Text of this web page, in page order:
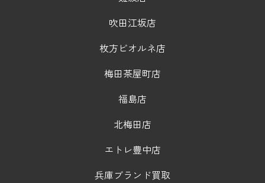
吹田江坂店
枚方ビオルネ店
梅田茶屋町店
福島店
北梅田店
エトレ豊中店
兵庫ブランド買取